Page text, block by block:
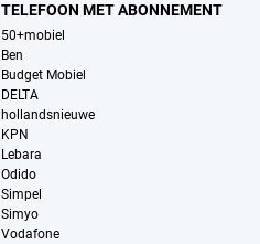
TELEFOON MET ABONNEMENT
50+mobiel
Ben
Budget Mobiel
DELTA
hollandsnieuwe
KPN
Lebara
Odido
Simpel
Simyo
Vodafone